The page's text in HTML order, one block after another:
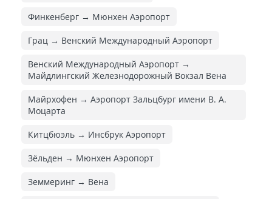
Финкенберг → Мюнхен Аэропорт
Грац → Венский Международный Аэропорт
Венский Международный Аэропорт →
Майдлингский Железнодорожный Вокзал Вена
Майрхофен → Аэропорт Зальцбург имени В. А.
Моцарта
Китцбюэль → Инсбрук Аэропорт
Зёльден → Мюнхен Аэропорт
Земмеринг → Вена